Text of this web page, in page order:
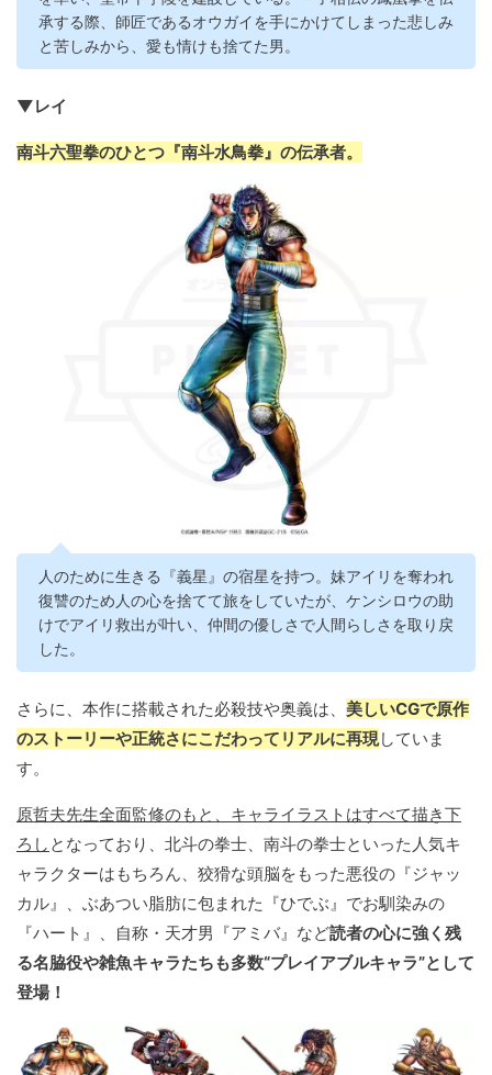
承する際、師匠であるオウガイを手にかけてしまった悲しみ
と苦しみから、愛も情けも捨てた男。
▼レイ
南斗六聖拳のひとつ『南斗水鳥拳』の伝承者。
人のために生きる『義星』の宿星を持つ。妹アイリを奪われ
復讐のため人の心を捨てて旅をしていたが、ケンシロウの助
けでアイリ救出が叶い、仲間の優しさで人間らしさを取り戻
した。
さらに、本作に搭載された必殺技や奥義は、 美しいCGで原作
のストーリーや正統さにこだわってリアルに再現していま
す。
原哲夫先生全面監修のもと、キャライラストはすべて描き下
ろし となっており、北斗の拳士、南斗の拳士といった人気キ
ャラクターはもちろん、狡猾な頭脳をもった悪役の『ジャッ
カル』、ぶあつい脂肪に包まれた『ひでぶ』でお馴染みの
『ハート』、自称・天才男『アミバ』など読者の心に強く残
る名脇役や雑魚キャラたちも多数“プレイアブルキャラ”として
登場！